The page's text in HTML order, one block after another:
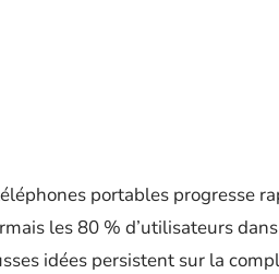
portables progresse
les 80 % d’utilisateurs
idées persistent sur la